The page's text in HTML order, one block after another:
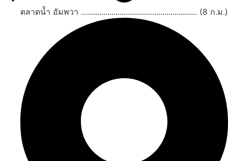
ตลาดน้ำ อัมพวา ......................................................... (8 ก.ม.)